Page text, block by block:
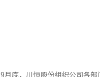
9月底，川恒股份组织公司各